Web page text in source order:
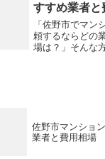
すすめ業者と
「佐野市でマン
頼するならどの
場は？」そんな
佐野市マンショ
業者と費用相場